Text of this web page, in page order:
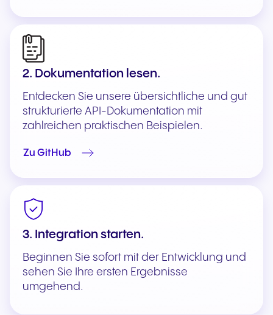
2. Dokumentation lesen.
Entdecken Sie unsere übersichtliche und gut
strukturierte API-Dokumentation mit
zahlreichen praktischen Beispielen.
Zu GitHub
3. Integration starten.
Beginnen Sie sofort mit der Entwicklung und
sehen Sie Ihre ersten Ergebnisse
umgehend.